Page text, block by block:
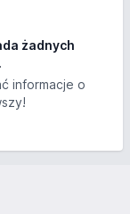
żadnych
informacje o